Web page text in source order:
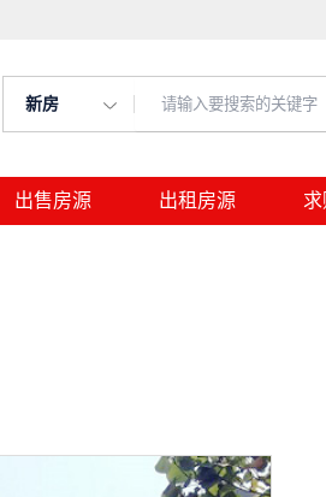
新房
出售房源 出租房源